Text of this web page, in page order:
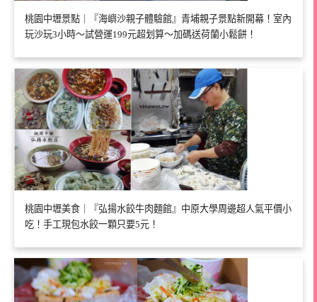
桃園中壢景點｜『海嶼沙親子體驗館』青埔親子景點新開幕！室內
玩沙玩3小時～試營運199元超划算～加碼送荷蘭小鬆餅！
桃園中壢美食｜『弘揚水餃牛肉麵館』中原大學周邊超人氣平價小
吃！手工現包水餃一顆只要5元！